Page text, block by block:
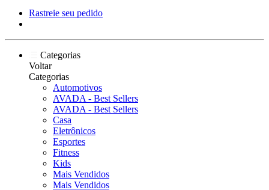
Rastreie seu pedido
Categorias
Voltar
Categorias
Automotivos
AVADA - Best Sellers
AVADA - Best Sellers
Casa
Eletrônicos
Esportes
Fitness
Kids
Mais Vendidos
Mais Vendidos